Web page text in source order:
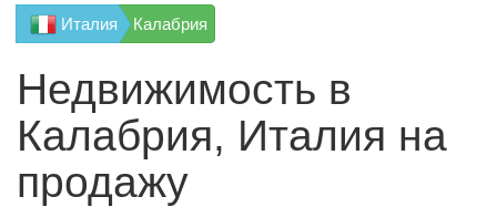
Италия Калабрия
Недвижимость в
Калабрия, Италия на
продажу